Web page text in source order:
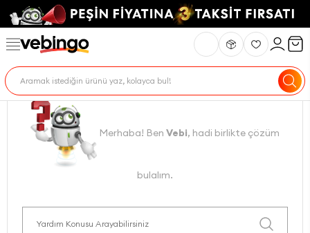
Merhaba! BenVebi, hadi birlikte çözüm
bulalım.